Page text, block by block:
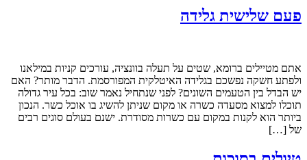
פעם שלישית גלידה
אתם מטיילים ברומא, שטים על תעלה בוונציה, עורכים קניות במילאנו
ולפתע חשקה נפשכם בגלידה האיטלקית המפורסמת. הדבר מותר? האם
יש הבדל בין הטעמים השונים? לפני שנתחיל נאמר שוב: בכל עיר גדולה
תוכלו למצוא מסעדה כשרה או מקום שניתן להשיג בו אוכל כשר. הנכון
ביותר הוא לקנות במקום עם כשרות מסודרת. ישנם בעולם סוגים רבים
של […]